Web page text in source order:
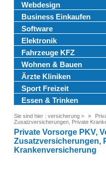
Webdesign
Business Einkaufen
Software
Elektronik
Fahrzeuge KFZ
Wohnen & Bauen
Ärzte Kliniken
Sport Freizeit
Essen & Trinken
Sie sind hier : versicherung >
Zusatzversicherungen, Private
Private Vorsorge PKV,
Zusatzversicherungen,
Krankenversicherung